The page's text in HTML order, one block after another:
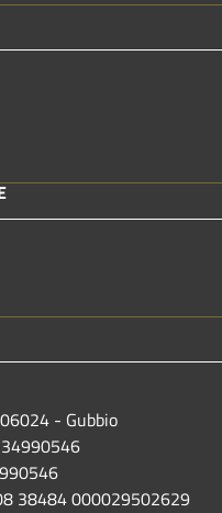
- Gubbio
38484 000029502629